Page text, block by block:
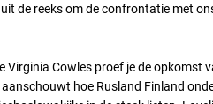
de reeks om de confrontatie met
Cowles proef je de
hoe Rusland Finland